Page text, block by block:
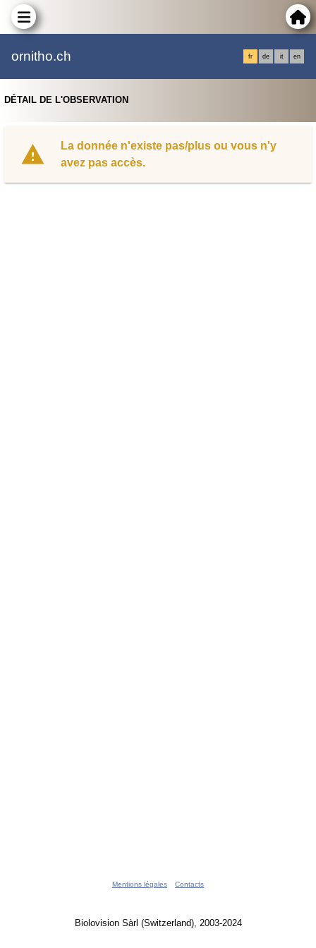
ornitho.ch fr de it en
DÉTAIL DE L'OBSERVATION
La donnée n'existe pas/plus ou vous n'y
avez pas accès.
Mentions légales Contacts
Biolovision Sàrl (Switzerland), 2003-2024